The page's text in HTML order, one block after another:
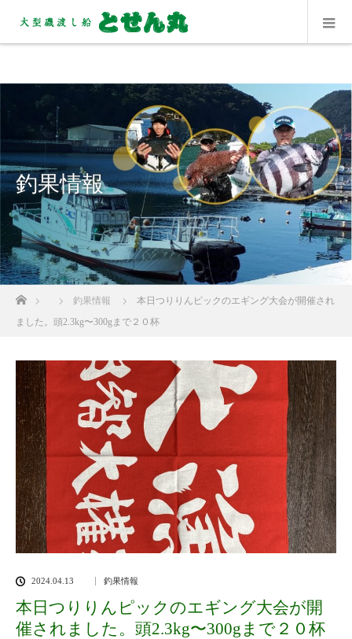
釣果情報
釣果情報
本日つりりんピックのエギング大会が開催され
ました。頭2.3kg〜300gまで２０杯
2024.04.13 釣果情報
本日つりりんピックのエギング大会が開
催されました。頭2.3kg〜300gまで２０杯